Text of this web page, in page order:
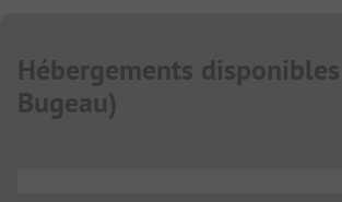
Hébergements disponibles
Bugeau)